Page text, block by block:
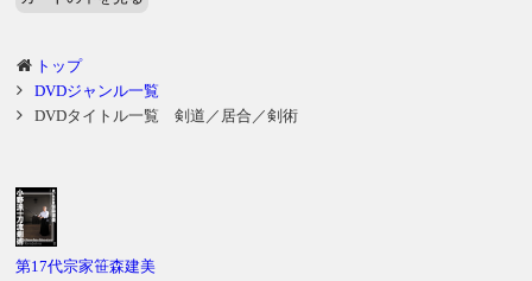
トップ
DVDジャンル一覧
DVDタイトル一覧 剣道／居合／剣術
第17代宗家笹森建美